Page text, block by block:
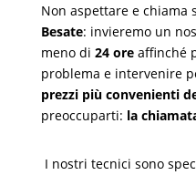
Non aspettare e chiama
Besate: invieremo un
meno di 24 oreaffinché
problema e intervenire
prezzi più convenienti
preoccuparti: la
I nostri tecnici sono